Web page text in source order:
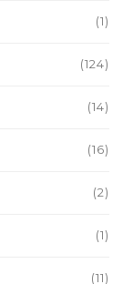
(1)
(124)
(14)
(16)
(2)
(1)
(11)